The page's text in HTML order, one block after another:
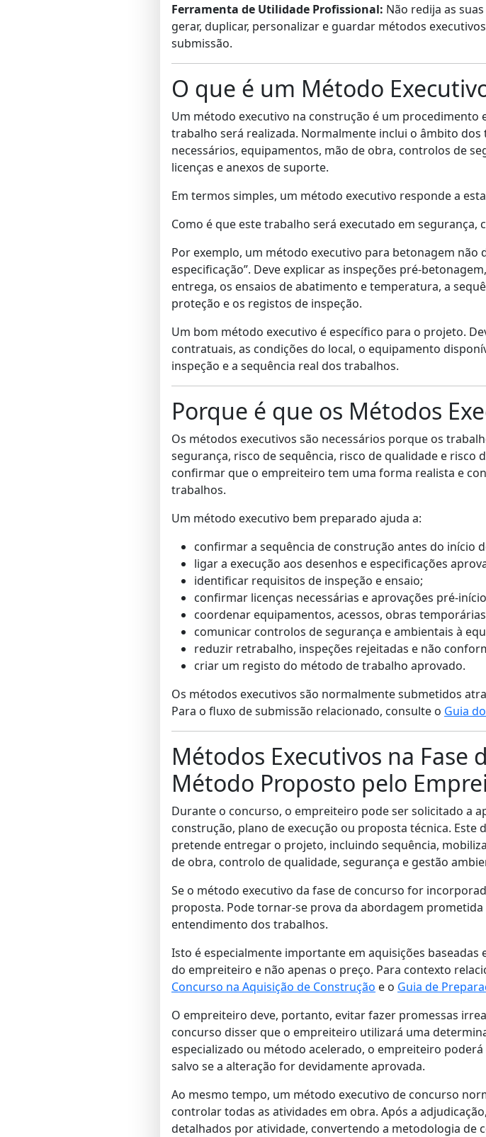
Ferramenta de Utilidade Profissional: Não redija as
gerar, duplicar, personalizar e guardar métodos
submissão.
O que é um Método
Um método executivo na construção é um procedimento
trabalho será realizada. Normalmente inclui o âmbito
necessários, equipamentos, mão de obra, controlos de
licenças e anexos de suporte.
Em termos simples, um método executivo responde a
Como é que este trabalho será executado em
Por exemplo, um método executivo para betonagem não
especificação”. Deve explicar as inspeções pré-
entrega, os ensaios de abatimento e temperatura, a
proteção e os registos de inspeção.
Um bom método executivo é específico para o projeto.
contratuais, as condições do local, o equipamento
inspeção e a sequência real dos trabalhos.
Porque é que os Métodos
Os métodos executivos são necessários porque os
segurança, risco de sequência, risco de qualidade e risco
confirmar que o empreiteiro tem uma forma realista e
trabalhos.
Um método executivo bem preparado ajuda a:
confirmar a sequência de construção antes do início
ligar a execução aos desenhos e especificações
identificar requisitos de inspeção e ensaio;
confirmar licenças necessárias e aprovações pré-
coordenar equipamentos, acessos, obras
comunicar controlos de segurança e ambientais à
reduzir retrabalho, inspeções rejeitadas e não
criar um registo do método de trabalho aprovado.
Os métodos executivos são normalmente submetidos
Para o fluxo de submissão relacionado, consulte o Guia
Métodos Executivos na Fase
Método Proposto pelo
Durante o concurso, o empreiteiro pode ser solicitado a
construção, plano de execução ou proposta técnica.
pretende entregar o projeto, incluindo sequência,
de obra, controlo de qualidade, segurança e gestão
Se o método executivo da fase de concurso for
proposta. Pode tornar-se prova da abordagem
entendimento dos trabalhos.
Isto é especialmente importante em aquisições baseadas
do empreiteiro e não apenas o preço. Para contexto
Concurso na Aquisição de Construção e o Guia de
O empreiteiro deve, portanto, evitar fazer promessas
concurso disser que o empreiteiro utilizará uma
especializado ou método acelerado, o empreiteiro
salvo se a alteração for devidamente aprovada.
Ao mesmo tempo, um método executivo de concurso
controlar todas as atividades em obra. Após a
detalhados por atividade, convertendo a metodologia de